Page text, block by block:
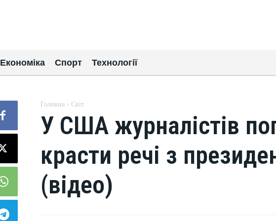
Економіка Спорт Технології
Головна Світ
У США журналістів
красти речі з
(відео)